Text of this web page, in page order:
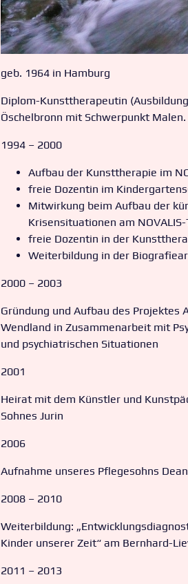
geb. 1964 in Hamburg
Diplom-Kunsttherapeutin
Öschelbronn mit Schwerpunkt Malen.
1994 – 2000
Aufbau der Kunsttherapie im
freie Dozentin im
Mitwirkung beim Aufbau der
Krisensituationen am
freie Dozentin in der
Weiterbildung in der
2000 – 2003
Gründung und Aufbau des Projektes
Wendland in Zusammenarbeit mit
und psychiatrischen Situationen
2001
Heirat mit dem Künstler und
Sohnes Jurin
2006
Aufnahme unseres Pflegesohns
2008 – 2010
Weiterbildung:
Kinder unserer Zeit“ am Bernhard-
2011 – 2013